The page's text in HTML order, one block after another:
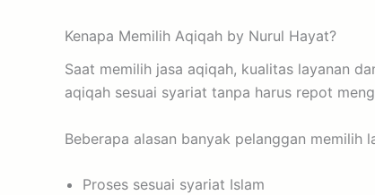
Kenapa Memilih Aqiqah by Nurul Hayat?
Saat memilih jasa aqiqah, kualitas layanan
aqiqah sesuai syariat tanpa harus repot
Beberapa alasan banyak pelanggan memilih
Proses sesuai syariat Islam